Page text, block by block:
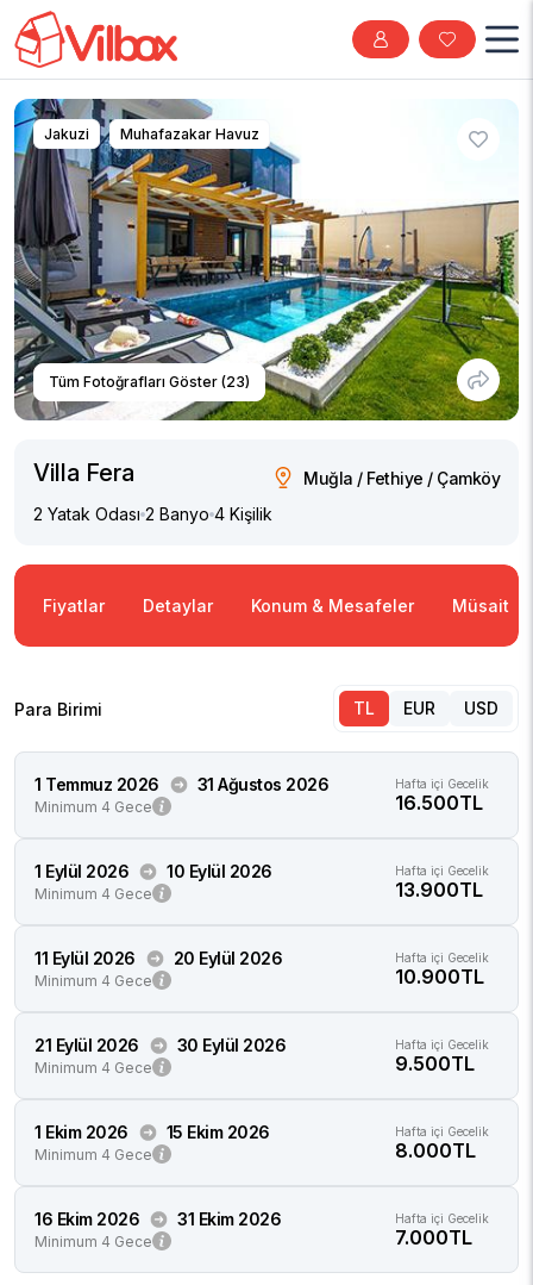
Tüm Fotoğrafları Göster (23)
Jakuzi Muhafazakar Havuz
Villa Fera
Muğla / Fethiye / Çamköy
2 Yatak Odası 2 Banyo 4 Kişilik
Fiyatlar Detaylar Konum & Mesafeler Müsaitlik
Para Birimi TL EUR USD
1 Temmuz 2026 31 Ağustos 2026
Minimum 4 Gece
Hafta içi Gecelik
16.500TL
1 Eylül 2026 10 Eylül 2026
Minimum 4 Gece
Hafta içi Gecelik
13.900TL
11 Eylül 2026 20 Eylül 2026
Minimum 4 Gece
Hafta içi Gecelik
10.900TL
21 Eylül 2026 30 Eylül 2026
Minimum 4 Gece
Hafta içi Gecelik
9.500TL
1 Ekim 2026 15 Ekim 2026
Minimum 4 Gece
Hafta içi Gecelik
8.000TL
16 Ekim 2026 31 Ekim 2026
Minimum 4 Gece
Hafta içi Gecelik
7.000TL